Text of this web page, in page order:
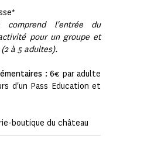
l'entrée du
pour un groupe et
à 5 adultes).
: 6€ par adulte
d'un Pass Education et
boutique du château